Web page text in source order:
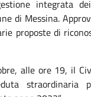
integrata
di Messina.
proposte di
alle ore 19, il
straordinaria